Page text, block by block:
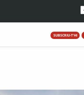
SUBSCRIU-T'HI